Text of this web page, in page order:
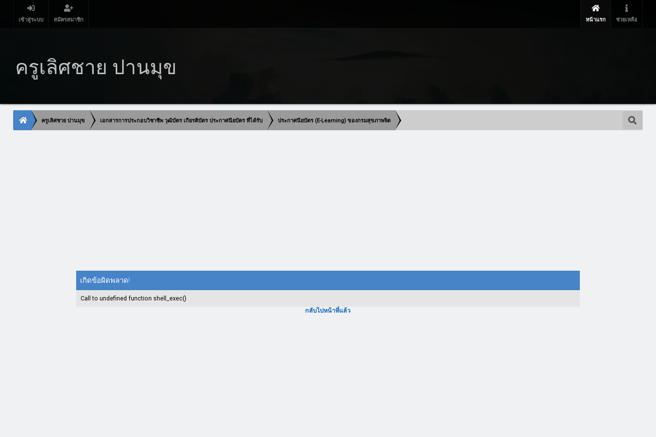
เข้าสู่ระบบ สมัครสมาชิก หน้าแรก ช่วยเหลือ
ครูเลิศชาย ปานมุข
ครูเลิศชาย ปานมุข เอกสารการประกอบวิชาชีพ วุฒิบัตร เกียรติบัตร ประกาศนียบัตร ที่ได้รับ ประกาศนียบัตร (E-Learning) ของกรมสุขภาพจิต
เกิดข้อผิดพลาด!
Call to undefined function shell_exec()
กลับไปหน้าที่แล้ว